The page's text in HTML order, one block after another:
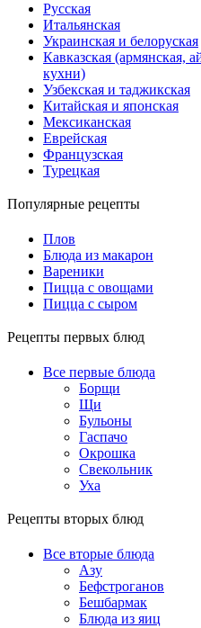
Русская
Итальянская
Украинская и белоруская
Кавказская (армянская,
кухни)
Узбекская и таджикская
Китайская и японская
Мексиканская
Еврейская
Французская
Турецкая
Популярные рецепты
Плов
Блюда из макарон
Вареники
Пицца с овощами
Пицца с сыром
Рецепты первых блюд
Все первые блюда
Борщи
Щи
Бульоны
Гаспачо
Окрошка
Свекольник
Уха
Рецепты вторых блюд
Все вторые блюда
Азу
Бефстроганов
Бешбармак
Блюда из яиц